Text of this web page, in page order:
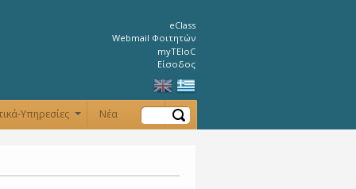
eClass
Webmail Φοιτητών
myTEIoC
Είσοδος
Υπηρεσίες
+
Νέα Αναζήτηση